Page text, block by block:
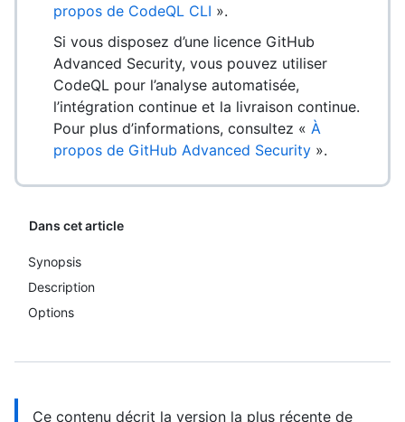
propos de CodeQL CLI ».
Si vous disposez d’une licence GitHub
Advanced Security, vous pouvez utiliser
CodeQL pour l’analyse automatisée,
l’intégration continue et la livraison continue.
Pour plus d’informations, consultez « À
propos de GitHub Advanced Security ».
Dans cet article
Synopsis
Description
Options
Ce contenu décrit la version la plus récente de